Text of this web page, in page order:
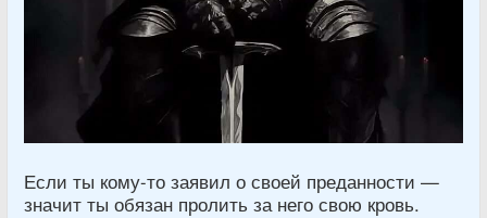
Если ты кому-то заявил о своей преданности —
значит ты обязан пролить за него свою кровь.